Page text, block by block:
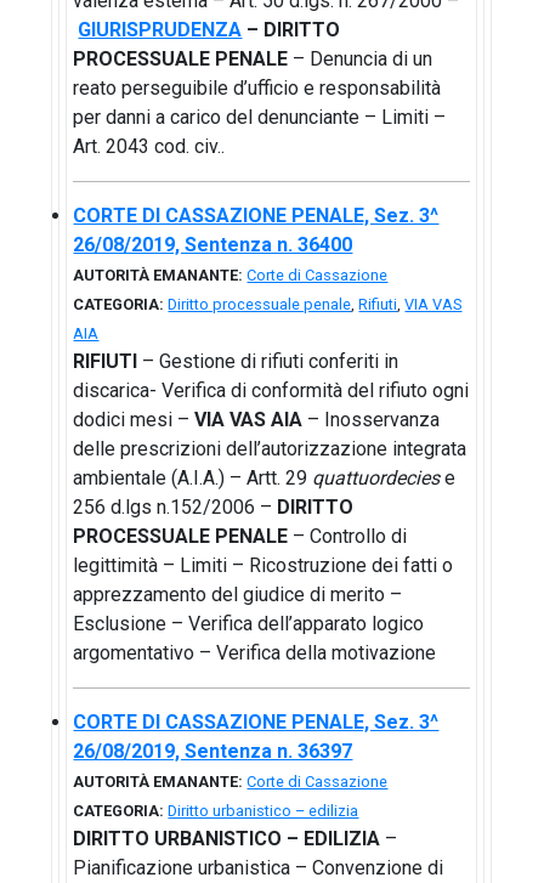
GIURISPRUDENZA – DIRITTO
PROCESSUALE PENALE – Denuncia di un
reato perseguibile d’ufficio e responsabilità
per danni a carico del denunciante – Limiti –
Art. 2043 cod. civ..
CORTE DI CASSAZIONE PENALE, Sez. 3^
26/08/2019, Sentenza n. 36400
AUTORITÀ EMANANTE: Corte di Cassazione
CATEGORIA: Diritto processuale penale,Rifiuti,VIA VAS
AIA
RIFIUTI – Gestione di rifiuti conferiti in
discarica- Verifica di conformità del rifiuto ogni
dodici mesi –VIA VAS AIA – Inosservanza
delle prescrizioni dell’autorizzazione integrata
ambientale (A.I.A.) – Artt. 29 quattuordeciese
256 d.lgs n.152/2006 – DIRITTO
PROCESSUALE PENALE – Controllo di
legittimità – Limiti – Ricostruzione dei fatti o
apprezzamento del giudice di merito –
Esclusione – Verifica dell’apparato logico
argomentativo – Verifica della motivazione
CORTE DI CASSAZIONE PENALE, Sez. 3^
26/08/2019, Sentenza n. 36397
AUTORITÀ EMANANTE: Corte di Cassazione
CATEGORIA: Diritto urbanistico – edilizia
DIRITTO URBANISTICO – EDILIZIA –
Pianificazione urbanistica – Convenzione di